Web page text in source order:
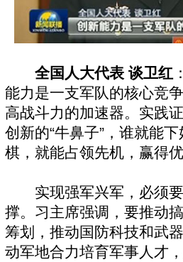
全国人大代表 谈卫红
能力是一支军队的核心竞
高战斗力的加速器。实践
创新的“牛鼻子”，谁就能
棋，就能占领先机，赢得优
实现强军兴军，必须要
撑。习主席强调，要推动
筹划，推动国防科技和武
动军地合力培育军事人才